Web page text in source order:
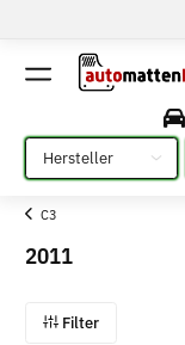
Bitte auswählen
C3
2011
Filter